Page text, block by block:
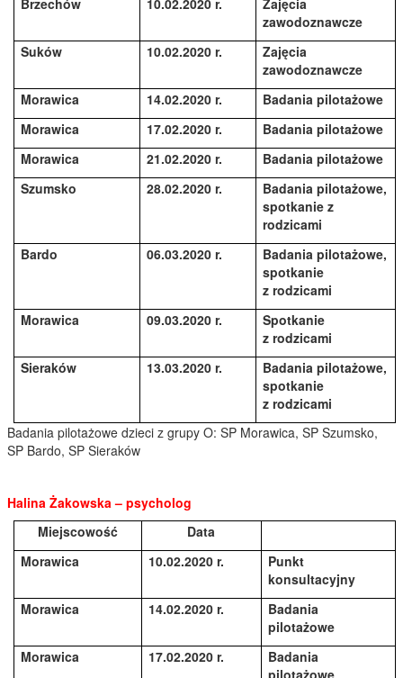
zawodoznawcze
Suków
10.02.2020 r.
Zajęcia
zawodoznawcze
Morawica
14.02.2020 r.
Badania pilotażowe
Morawica
17.02.2020 r.
Badania pilotażowe
Morawica
21.02.2020 r.
Badania pilotażowe
Szumsko
28.02.2020 r.
Badania pilotażowe,
spotkanie z
rodzicami
Bardo
06.03.2020 r.
Badania pilotażowe,
spotkanie
z rodzicami
Morawica
09.03.2020 r.
Spotkanie
z rodzicami
Sieraków
13.03.2020 r.
Badania pilotażowe,
spotkanie
z rodzicami
Badania pilotażowe dzieci z grupy O: SP Morawica, SP Szumsko,
SP Bardo, SP Sieraków
Halina Żakowska – psycholog
Miejscowość
Data
Morawica
10.02.2020 r.
Punkt
konsultacyjny
Morawica
14.02.2020 r.
Badania
pilotażowe
Morawica
17.02.2020 r.
Badania
pilotażowe